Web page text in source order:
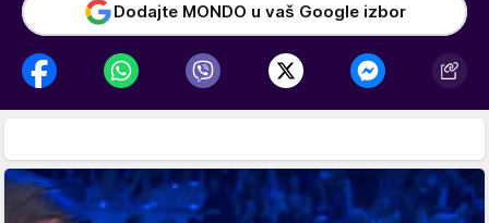
Dodajte MONDO u vaš Google izbor